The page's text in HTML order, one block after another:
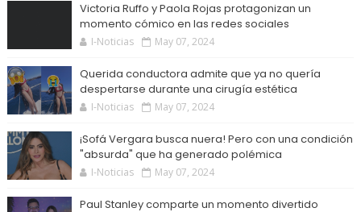
Victoria Ruffo y Paola Rojas protagonizan un
momento cómico en las redes sociales
I-Noticias May 07, 2024
Querida conductora admite que ya no quería
despertarse durante una cirugía estética
I-Noticias May 07, 2024
¡Sofá Vergara busca nuera! Pero con una condición
"absurda" que ha generado polémica
I-Noticias May 07, 2024
Paul Stanley comparte un momento divertido